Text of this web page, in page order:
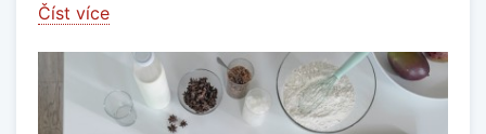
Číst více